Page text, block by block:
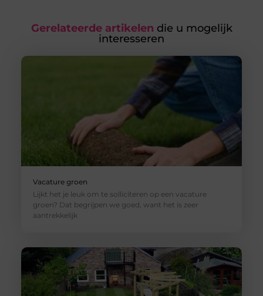
Gerelateerde artikelen die u mogelijk
interesseren
Vacature groen
Lijkt het je leuk om te solliciteren op een vacature
groen? Dat begrijpen we goed, want het is zeer
aantrekkelijk